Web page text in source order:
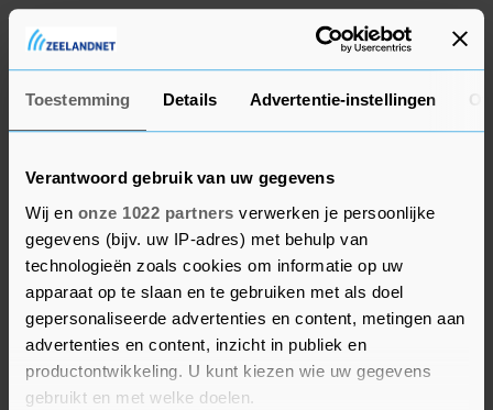
Toestemming Details Advertentie-instellingen
Verantwoord gebruik van uw gegevens
Wij en onze 1022 partners verwerken je persoonlijke
gegevens (bijv. uw IP-adres) met behulp van
technologieën zoals cookies om informatie op uw
apparaat op te slaan en te gebruiken met als doel
gepersonaliseerde advertenties en content, metingen aan
advertenties en content, inzicht in publiek en
productontwikkeling. U kunt kiezen wie uw gegevens
gebruikt en met welke doelen.
Het beleid van Apple rond de App Store ligt op
meer plaatsen onder vuur. Zo heeft het
Amerikaanse bedrijf Epic Games Apple, en ook
Google, al voor de rechter gedaagd over het